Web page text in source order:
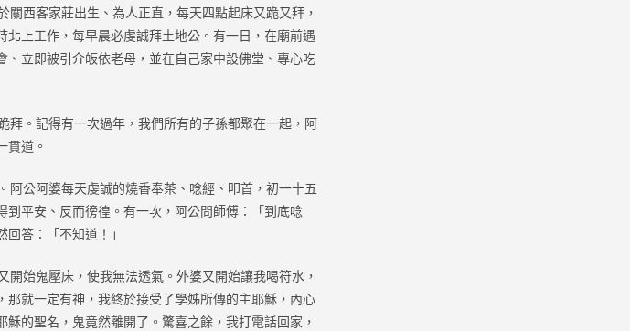
西客家莊出生、為人正直，每天四點起床又跪又拜，
上工作，每早晨必虔誠拜土地公。有一日，在廟前遇
立即被引介皈依老母，並在自己家中設佛堂、專心吃
。記得有一次過年，我們所有的子孫都聚在一起，阿
貫道。
公阿婆每天虔誠的燒香奉茶、唸經、叩首，初一十五
平安、反而徬徨。有一次，阿公問師傅：「到底唸
答：「不知道！」
始鬼壓床，使我無法透氣。外婆又開始讓我喝符水，
就一定有神，我終於接受了學姊所傳的主耶穌，內心
的聖名，鬼竟然離開了。驚喜之餘，我打電話回家，